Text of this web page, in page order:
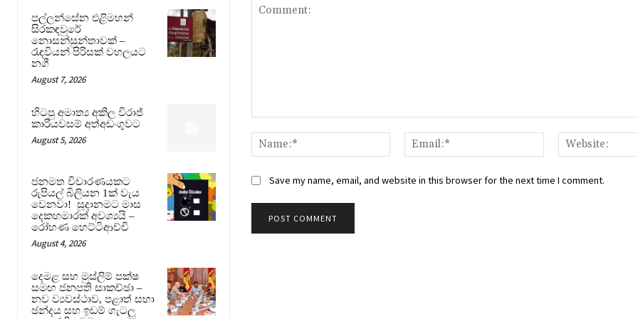
පල්ලන්සේන එළිමහන්
සිරකඳවුරේ
නොසන්සුන්තාවක් –
රැඳවියන් පිරිසක් වහලයට
නගී
August 7, 2026
හිටපු අමාත්‍ය අකිල විරාජ්
කාරියවසම් අත්අඩංගුවට
August 5, 2026
ජනමත විචාරණයකට
රුපියල් බිලියන 1ක් වැය
වෙනවා! සූදානමට මාස
දෙකහමාරක් අවශ්‍යයි –
රෝහණ හෙට්ටිආච්චි
August 4, 2026
දෙමළ සහ මුස්ලිම් පක්ෂ
සමඟ ජනපති සාකච්ඡා –
නව ව්‍යවස්ථාව, පළාත් සභා
ඡන්දය සහ ඉඩම් ගැටලු
Name:*
Email:*
Save my name, email, and website in this browser for the next time I comment.